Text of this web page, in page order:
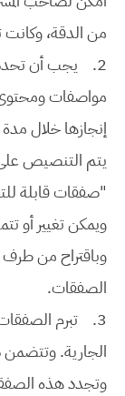
من الدقة، وكانت
2.
يجب أن
مواصفات ومحتوى
إنجازها خلال مدة
يتم التنصيص
ويمكن تغيير أو
وباقتراح من طرف
الصفقات.
3.
تبرم
الجارية. وتتضمن
وتجدد هذه